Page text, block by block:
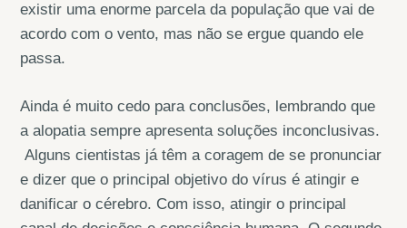
existir uma enorme parcela da população que vai de
acordo com o vento, mas não se ergue quando ele
passa.
Ainda é muito cedo para conclusões, lembrando que
a alopatia sempre apresenta soluções inconclusivas.
Alguns cientistas já têm a coragem de se pronunciar
e dizer que o principal objetivo do vírus é atingir e
danificar o cérebro. Com isso, atingir o principal